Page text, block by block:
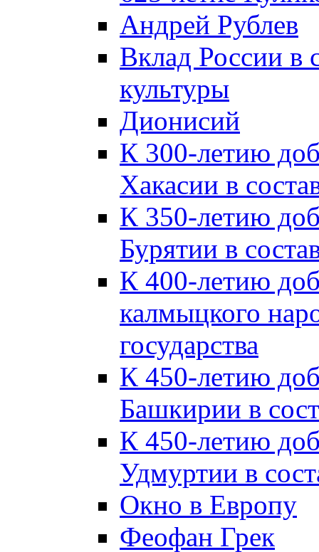
Андрей Рублев
Вклад России в
культуры
Дионисий
К 300-летию
Хакасии в
К 350-летию
Бурятии в
К 400-летию
калмыцкого
государства
К 450-летию
Башкирии в
К 450-летию
Удмуртии в
Окно в Европу
Феофан Грек